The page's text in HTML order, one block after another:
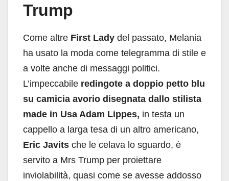
Trump
Come altre First Lady del passato, Melania
ha usato la moda come telegramma di stile e
a volte anche di messaggi politici.
L’impeccabile redingote a doppio petto blu
su camicia avorio disegnata dallo stilista
made in Usa Adam Lippes, in testa un
cappello a larga tesa di un altro americano,
Eric Javits che le celava lo sguardo, è
servito a Mrs Trump per proiettare
inviolabilità, quasi come se avesse addosso